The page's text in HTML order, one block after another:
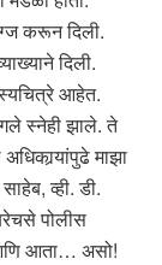
करून दिली.
दिली.
आहेत.
स्नेही झाले. ते
माझा
व्ही. डी.
पोलीस
आणि आता… असो!